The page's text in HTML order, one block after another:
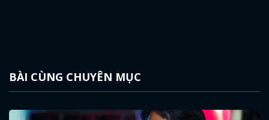
BÀI CÙNG CHUYÊN MỤC